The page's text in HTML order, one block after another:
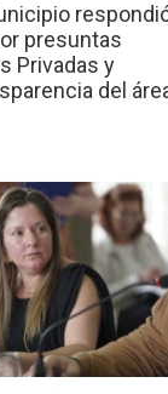
presuntas
Privadas y
del